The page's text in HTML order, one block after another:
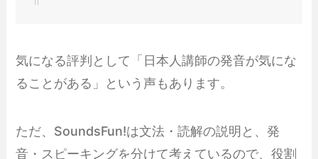
気になる評判として「日本人講師の発音が気にな
ることがある」という声もあります。
ただ、SoundsFun!は文法・読解の説明と、発
音・スピーキングを分けて考えているので、役割